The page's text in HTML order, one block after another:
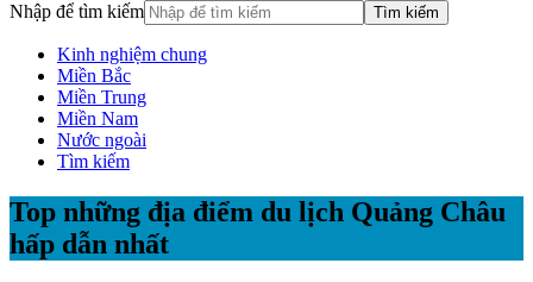
Nhập để tìm kiếm
Kinh nghiệm chung
Miền Bắc
Miền Trung
Miền Nam
Nước ngoài
Tìm kiếm
Top những địa điểm du lịch Quảng Châu
hấp dẫn nhất